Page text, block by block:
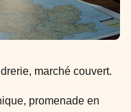
marché couvert.
promenade en